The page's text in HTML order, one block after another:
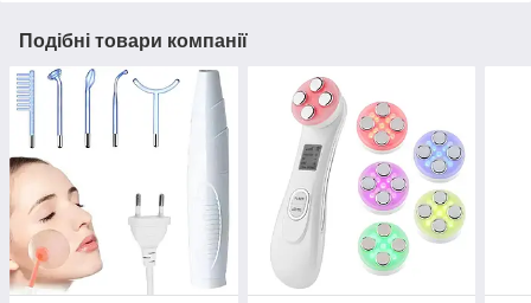
Подібні товари компанії